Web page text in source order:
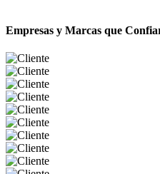
Empresas y Marcas que